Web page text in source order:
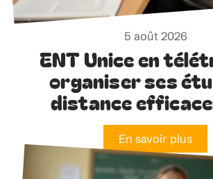
5 août 2026
ENT Unice en
organiser ses
distance
En savoir plus